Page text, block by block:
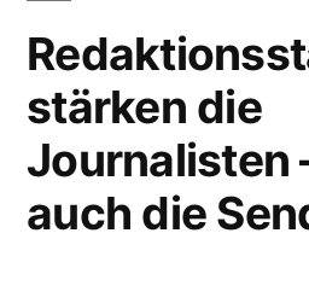
stärken die
Journalisten
auch die